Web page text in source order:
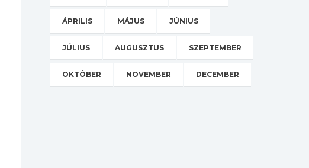
ÁPRILIS MÁJUS JÚNIUS
JÚLIUS AUGUSZTUS SZEPTEMBER
OKTÓBER NOVEMBER DECEMBER